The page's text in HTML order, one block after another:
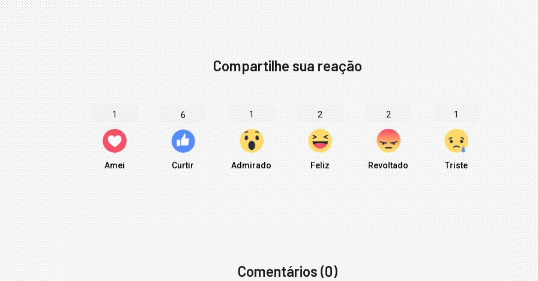
Compartilhe sua reação
1
Amei
6
Curtir
1
Admirado
2
Feliz
2
Revoltado
1
Triste
Comentários (0)